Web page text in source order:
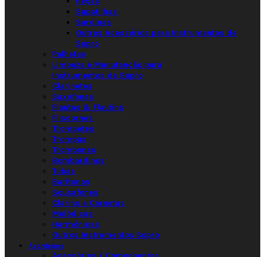
Sapatilhas
Surdinas
Outros Acessórios para Instrumentos de
Sopro
Palhetas
Limpeza e Manutenção para
Instrumentos de Sopro
Clarinetes
Saxofones
Flautas & Flautins
Fliscornes
Trompetes
Trompas
Trombones
Bombardinos
Tubas
Barítonos
Sousafones
Clarins e Cornetas
Melódicas
Harmónicas
Outros Instrumentos Sopro
Acordeões